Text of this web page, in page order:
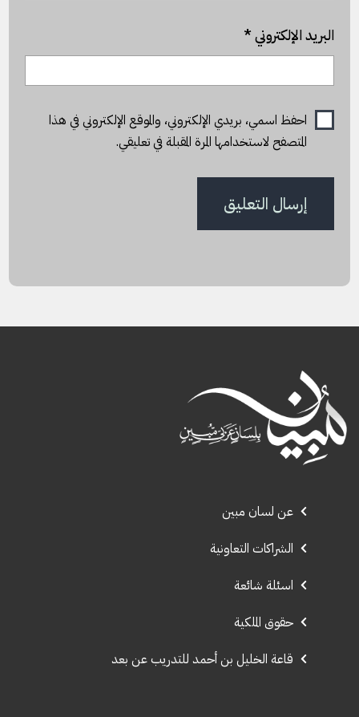
البريد الإلكتروني*
احفظ اسمي، بريدي الإلكتروني، والموقع الإلكتروني في هذا
المتصفح لاستخدامها المرة المقبلة في تعليقي.
عن لسان مبين
الشراكات التعاونية
اسئلة شائعة
حقوق الملكية
قاعة الخليل بن أحمد للتدريب عن بعد